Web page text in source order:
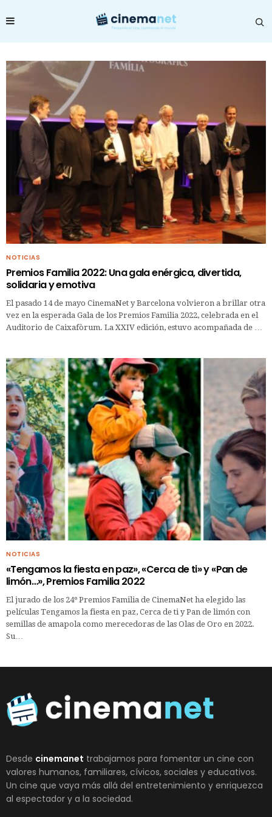
NOTICIAS
Premios Familia 2022: Una gala enérgica, divertida,
solidaria y emotiva
El pasado 14 de mayo CinemaNet y Barcelona volvieron a brillar otra
vez en la esperada Gala de los Premios Familia 2022, celebrada en el
Auditorio de Caixafòrum. La XXIV edición, estuvo acompañada de …
NOTICIAS
«Tengamos la fiesta en paz», «Cerca de ti» y «Pan de
limón…», Premios Familia 2022
El jurado de los 24º Premios Familia de CinemaNet ha elegido las
películas Tengamos la fiesta en paz, Cerca de ti y Pan de limón con
semillas de amapola como merecedoras de las Olas de Oro en 2022.
Su…
Desde cinemanet trabajamos para fomentar un cine con
valores humanos, familiares, cívicos, sociales y educativos.
Un cine que vaya más allá del entretenimiento y enriquezca
al espectador y a la sociedad.